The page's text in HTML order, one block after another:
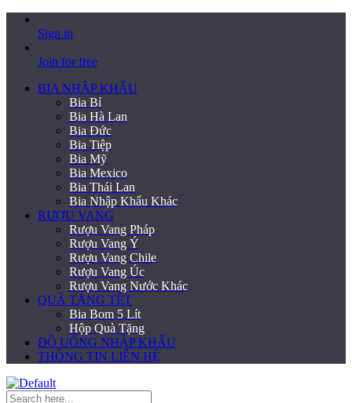
Sign in
Join for free
BIA NHẬP KHẨU
Bia Bỉ
Bia Hà Lan
Bia Đức
Bia Tiệp
Bia Mỹ
Bia Mexico
Bia Thái Lan
Bia Nhập Khẩu Khác
RƯỢU VANG
Rượu Vang Pháp
Rượu Vang Ý
Rượu Vang Chile
Rượu Vang Úc
Rượu Vang Nước Khác
QUÀ TẶNG TẾT
Bia Bom 5 Lít
Hộp Quà Tặng
ĐỒ UỐNG NHẬP KHẨU
THÔNG TIN LIÊN HỆ